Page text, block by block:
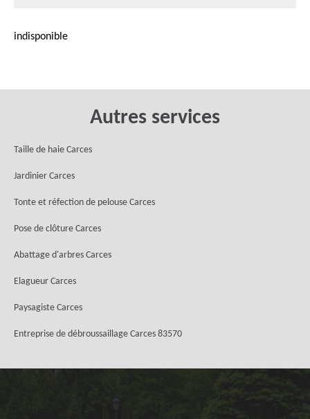
indisponible
Autres services
Taille de haie Carces
Jardinier Carces
Tonte et réfection de pelouse Carces
Pose de clôture Carces
Abattage d'arbres Carces
Elagueur Carces
Paysagiste Carces
Entreprise de débroussaillage Carces 83570